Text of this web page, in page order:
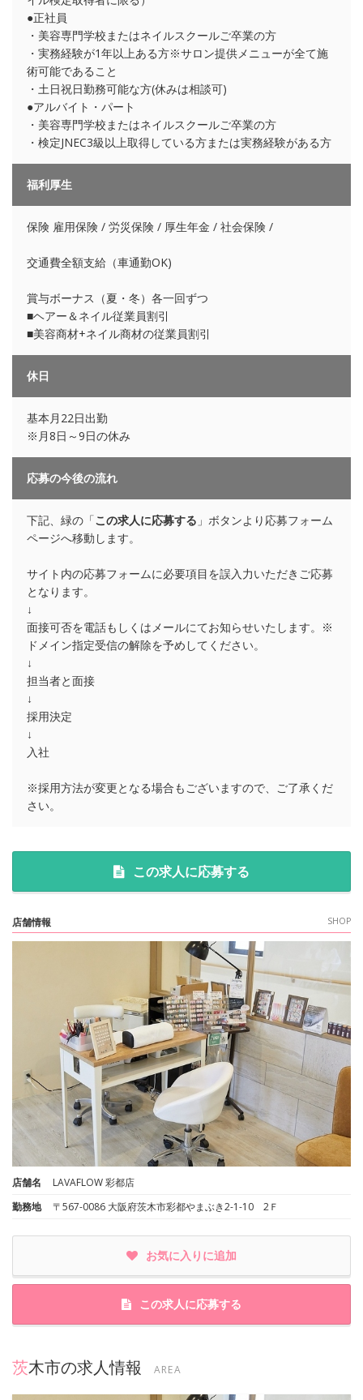
●正社員
・美容専門学校またはネイルスクールご卒業の方
・実務経験が1年以上ある方※サロン提供メニューが全て施
術可能であること
・土日祝日勤務可能な方(休みは相談可)
●アルバイト・パート
・美容専門学校またはネイルスクールご卒業の方
・検定JNEC3級以上取得している方または実務経験がある方
福利厚生
保険 雇用保険 / 労災保険 / 厚生年金 / 社会保険 /
交通費全額支給（車通勤OK)
賞与ボーナス（夏・冬）各一回ずつ
■ヘアー＆ネイル従業員割引
■美容商材+ネイル商材の従業員割引
休日
基本月22日出勤
※月8日～9日の休み
応募の今後の流れ
下記、緑の「この求人に応募する 」ボタンより応募フォーム
ページへ移動します。
サイト内の応募フォームに必要項目を誤入力いただきご応募
となります。
↓
面接可否を電話もしくはメールにてお知らせいたします。※
ドメイン指定受信の解除を予めしてください。
↓
担当者と面接
↓
採用決定
↓
入社
※採用方法が変更となる場合もございますので、ご了承くだ
さい。
この求人に応募する
店舗情報 SHOP
店舗名
LAVAFLOW 彩都店
勤務地
〒567-0086 大阪府茨木市彩都やまぶき2-1-10 2Ｆ
お気に入りに追加
この求人に応募する
茨木市の求人情報 AREA